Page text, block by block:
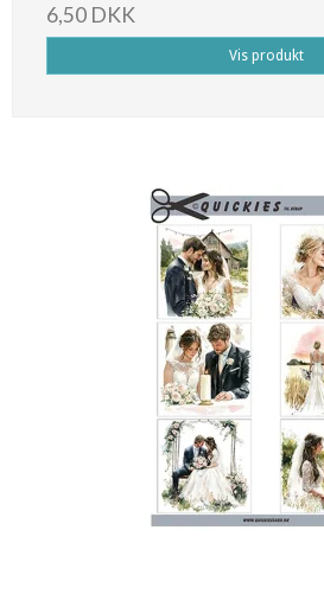
6,50 DKK
Vis produkt